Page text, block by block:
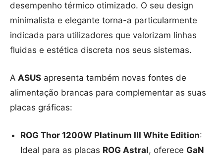
desempenho térmico otimizado. O seu design
minimalista e elegante torna-a particularmente
indicada para utilizadores que valorizam linhas
fluidas e estética discreta nos seus sistemas.
A ASUS apresenta também novas fontes de
alimentação brancas para complementar as suas
placas gráficas:
ROG Thor 1200W Platinum III White Edition:
Ideal para as placas ROG Astral, oferece GaN